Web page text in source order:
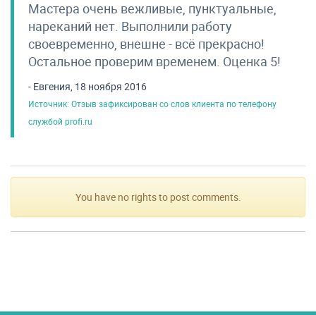
Мастера очень вежливые, пунктуальные,
нареканий нет. Выполнили работу
своевременно, внешне - всё прекрасно!
Остальное проверим временем. Оценка 5!
- Евгения, 18 ноября 2016
Источник: Отзыв зафиксирован со слов клиента по телефону
службой profi.ru
You have no rights to post comments.